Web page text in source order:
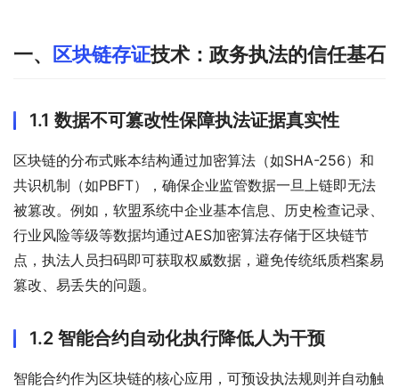
一、 区块链存证技术：政务执法的信任基石
1.1 数据不可篡改性保障执法证据真实性
区块链的分布式账本结构通过加密算法（如SHA-256）和
共识机制（如PBFT），确保企业监管数据一旦上链即无法
被篡改。例如，软盟系统中企业基本信息、历史检查记录、
行业风险等级等数据均通过AES加密算法存储于区块链节
点，执法人员扫码即可获取权威数据，避免传统纸质档案易
篡改、易丢失的问题。
1.2 智能合约自动化执行降低人为干预
智能合约作为区块链的核心应用，可预设执法规则并自动触